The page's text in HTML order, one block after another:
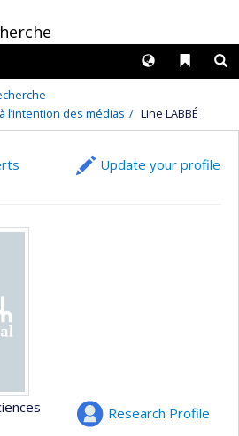
Liens
Langues
l’intention des médias
Line LABBÉ
Update your profile
Research Profile